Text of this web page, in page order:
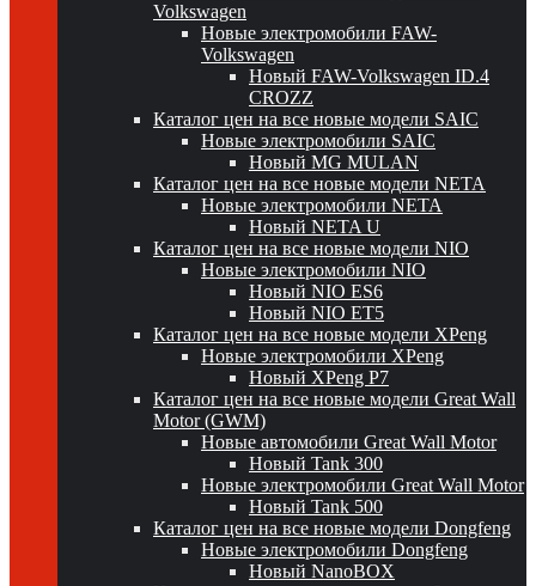
Volkswagen
Новые электромобили FAW-
Volkswagen
Новый FAW-Volkswagen ID.4
CROZZ
Каталог цен на все новые модели SAIC
Новые электромобили SAIC
Новый MG MULAN
Каталог цен на все новые модели NETA
Новые электромобили NETA
Новый NETA U
Каталог цен на все новые модели NIO
Новые электромобили NIO
Новый NIO ES6
Новый NIO ET5
Каталог цен на все новые модели XPeng
Новые электромобили XPeng
Новый XPeng P7
Каталог цен на все новые модели Great Wall
Motor (GWM)
Новые автомобили Great Wall Motor
Новый Tank 300
Новые электромобили Great Wall Motor
Новый Tank 500
Каталог цен на все новые модели Dongfeng
Новые электромобили Dongfeng
Новый NanoBOX